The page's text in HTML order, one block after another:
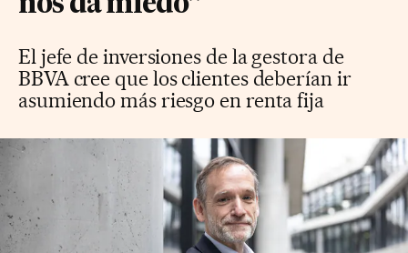
El jefe de inversiones de la gestora de
BBVA cree que los clientes deberían ir
asumiendo más riesgo en renta fija